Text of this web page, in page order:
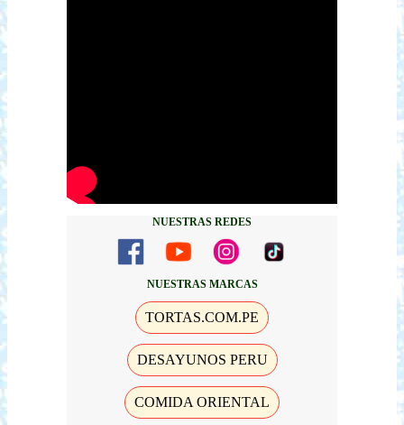
NUESTRAS REDES
NUESTRAS MARCAS
TORTAS.COM.PE
DESAYUNOS PERU
COMIDA ORIENTAL